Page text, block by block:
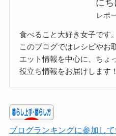
にち
レポ
食べること大好き女子です。
このブログではレシピやお
エット情報を中心に、ちょ
役立ち情報をお届けします！
ブログランキングに参加し